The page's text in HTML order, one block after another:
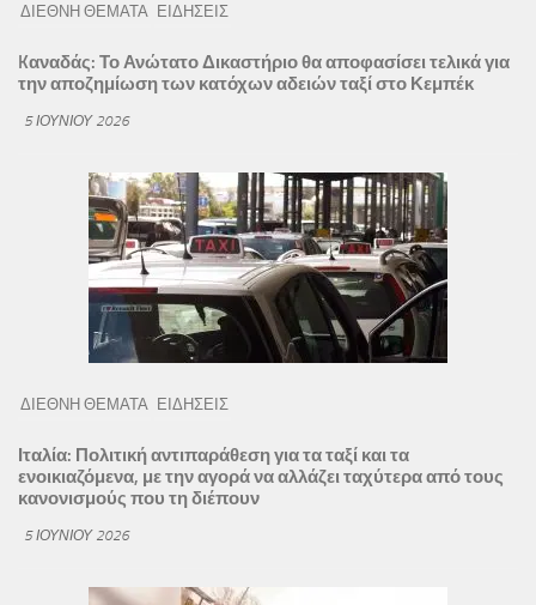
ΔΙΕΘΝΗ ΘΕΜΑΤΑ ΕΙΔΗΣΕΙΣ
Kαναδάς: Το Ανώτατο Δικαστήριο θα αποφασίσει τελικά για
την αποζημίωση των κατόχων αδειών ταξί στο Κεμπέκ
5 ΙΟΥΝΊΟΥ 2026
ΔΙΕΘΝΗ ΘΕΜΑΤΑ ΕΙΔΗΣΕΙΣ
Ιταλία: Πολιτική αντιπαράθεση για τα ταξί και τα
ενοικιαζόμενα, με την αγορά να αλλάζει ταχύτερα από τους
κανονισμούς που τη διέπουν
5 ΙΟΥΝΊΟΥ 2026